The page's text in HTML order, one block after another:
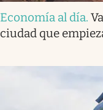
Economía al día.
ciudad que